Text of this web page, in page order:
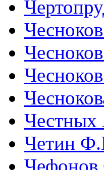
Четин
Чефонов